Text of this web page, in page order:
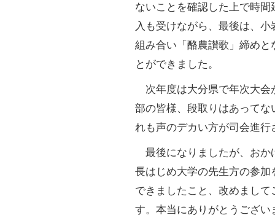
ないことを確認した上で時
入も受けながら、最後は、
組み合い「酪農讃歌」締め
とができました。
次年度は大分県で年次大会
部の皆様、段取りはあって
れも声のデカい方が司会進
最後になりましたが、おか
長はじめ大学の先生方の参
できましたこと、改めまし
す。本当にありがとうござ